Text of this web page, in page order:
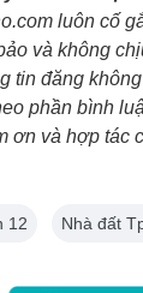
luôn cố
và không
tin đăng
phần bình
ơn và hợp tác
12 Nhà đất